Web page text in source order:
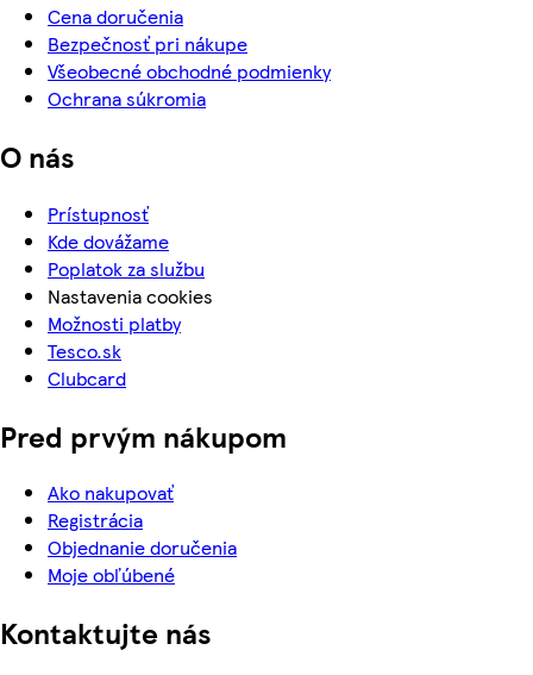
Cena doručenia
Bezpečnosť pri nákupe
Všeobecné obchodné podmienky
Ochrana súkromia
O nás
Prístupnosť
Kde dovážame
Poplatok za službu
Nastavenia cookies
Možnosti platby
Tesco.sk
Clubcard
Pred prvým nákupom
Ako nakupovať
Registrácia
Objednanie doručenia
Moje obľúbené
Kontaktujte nás